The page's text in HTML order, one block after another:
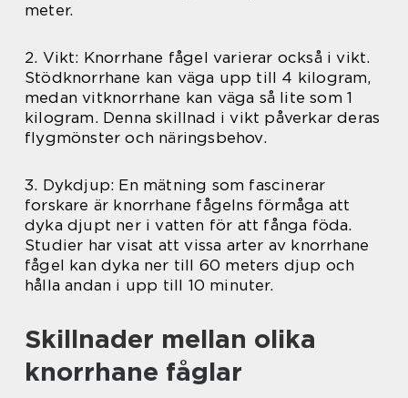
meter.
2. Vikt: Knorrhane fågel varierar också i vikt.
Stödknorrhane kan väga upp till 4 kilogram,
medan vitknorrhane kan väga så lite som 1
kilogram. Denna skillnad i vikt påverkar deras
flygmönster och näringsbehov.
3. Dykdjup: En mätning som fascinerar
forskare är knorrhane fågelns förmåga att
dyka djupt ner i vatten för att fånga föda.
Studier har visat att vissa arter av knorrhane
fågel kan dyka ner till 60 meters djup och
hålla andan i upp till 10 minuter.
Skillnader mellan olika
knorrhane fåglar